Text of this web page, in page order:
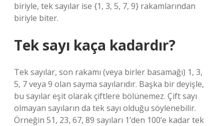
biriyle, tek sayılar ise {1, 3, 5, 7, 9} rakamlarından
biriyle biter.
Tek sayı kaça kadardır?
Tek sayılar, son rakamı (veya birler basamağı) 1, 3,
5, 7 veya 9 olan sayma sayılarıdır. Başka bir deyişle,
bu sayılar eşit olarak çiftlere bölünemez. Çift sayı
olmayan sayıların da tek sayı olduğu söylenebilir.
Örneğin 51, 23, 67, 89 sayıları 1’den 100’e kadar tek